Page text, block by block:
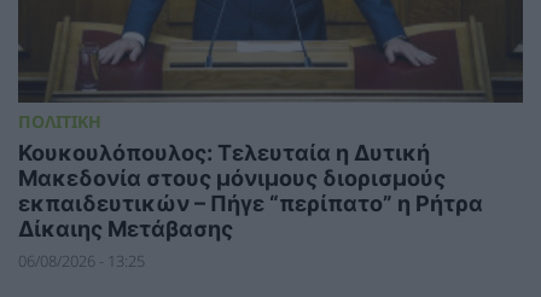
ΠΟΛΙΤΙΚΗ
Κουκουλόπουλος: Τελευταία η Δυτική
Μακεδονία στους μόνιμους διορισμούς
εκπαιδευτικών – Πήγε “περίπατο” η Ρήτρα
Δίκαιης Μετάβασης
06/08/2026 - 13:25